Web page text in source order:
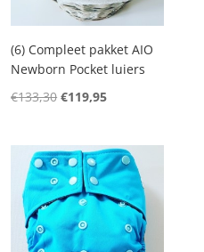
(6) Compleet pakket AIO
Newborn Pocket luiers
€133,30 Oorspronkelijke
was:
€133,30.
€119,95Huidige
is:
€119,95.